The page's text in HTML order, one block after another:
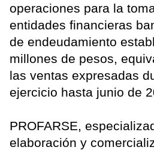
operaciones para la
entidades financieras
de endeudamiento
millones de pesos,
las ventas expresadas
ejercicio hasta junio de
PROFARSE,
elaboración y